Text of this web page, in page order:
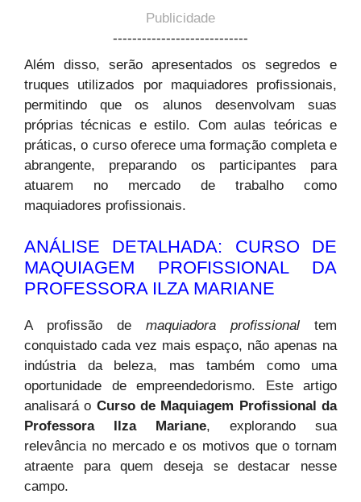
Publicidade
----------------------------
Além disso, serão apresentados os segredos e
truques utilizados por maquiadores profissionais,
permitindo que os alunos desenvolvam suas
próprias técnicas e estilo. Com aulas teóricas e
práticas, o curso oferece uma formação completa e
abrangente, preparando os participantes para
atuarem no mercado de trabalho como
maquiadores profissionais.
ANÁLISE DETALHADA: CURSO DE
MAQUIAGEM PROFISSIONAL DA
PROFESSORA ILZA MARIANE
A profissão de maquiadora profissional tem
conquistado cada vez mais espaço, não apenas na
indústria da beleza, mas também como uma
oportunidade de empreendedorismo. Este artigo
analisará o Curso de Maquiagem Profissional da
Professora Ilza Mariane, explorando sua
relevância no mercado e os motivos que o tornam
atraente para quem deseja se destacar nesse
campo.